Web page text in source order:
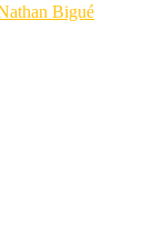
Bigué